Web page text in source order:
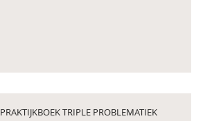
PRAKTIJKBOEK TRIPLE PROBLEMATIEK